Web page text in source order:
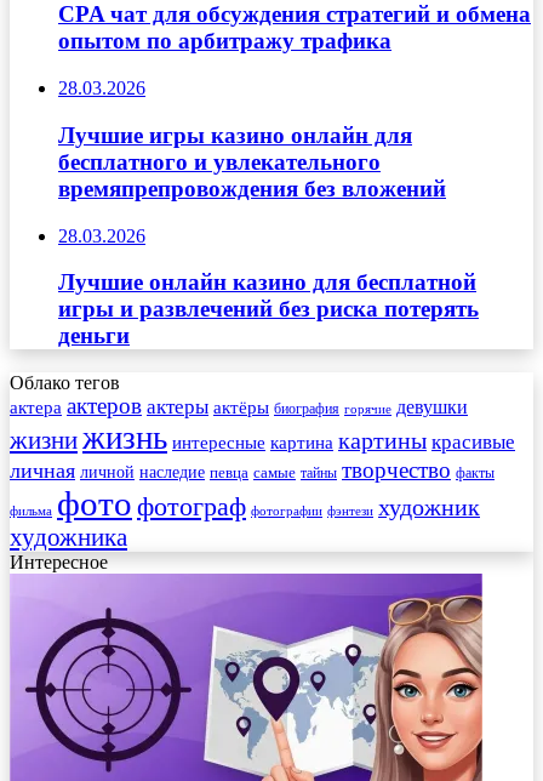
CPA чат для обсуждения стратегий и обмена
опытом по арбитражу трафика
28.03.2026
Лучшие игры казино онлайн для
бесплатного и увлекательного
времяпрепровождения без вложений
28.03.2026
Лучшие онлайн казино для бесплатной
игры и развлечений без риска потерять
деньги
Облако тегов
актера актеров актеры актёры биография горячие девушки
жизнижизнь интересные картина картины красивые
личная личной наследие певца самые тайны творчество факты
фильма фото фотограф фотографии фэнтези художник
художника
Интересное